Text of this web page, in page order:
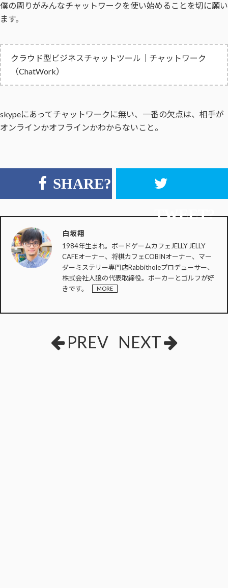
僕の周りがみんなチャットワークを使い始めることを切に願い
ます。
クラウド型ビジネスチャットツール｜チャットワーク
（ChatWork）
skypeにあってチャットワークに無い、一番の欠点は、相手が
オンラインかオフラインかわからないこと。
SHARE?
TWEET?
白坂翔
1984年生まれ。ボードゲームカフェJELLY JELLY
CAFEオーナー、将棋カフェCOBINオーナー、マー
ダーミステリー専門店Rabbitholeプロデューサー、
株式会社人狼の代表取締役。ポーカーとゴルフが好
きです。
MORE
PREV NEXT